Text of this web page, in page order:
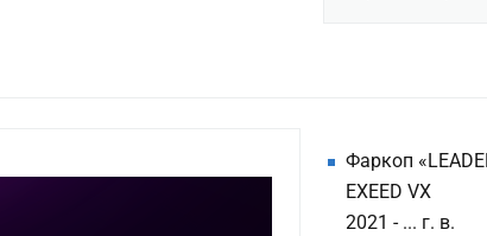
Фаркоп
EXEED VX
2021 - ... г. в.